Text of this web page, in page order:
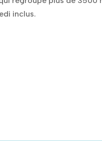
inclus.